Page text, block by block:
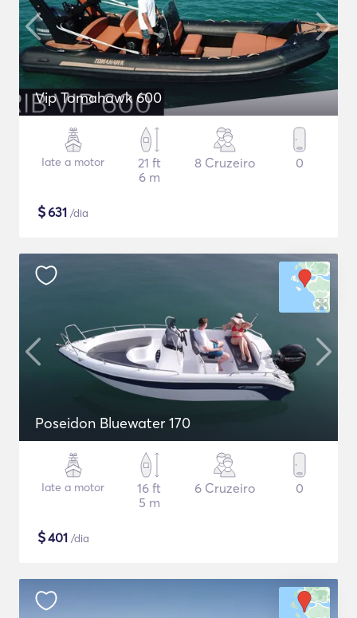
Vip Tomahawk 600
Iate a motor
21 ft
6 m
8 Cruzeiro 0
$631 /dia
Poseidon Bluewater 170
Iate a motor
16 ft
5 m
6 Cruzeiro 0
$401 /dia